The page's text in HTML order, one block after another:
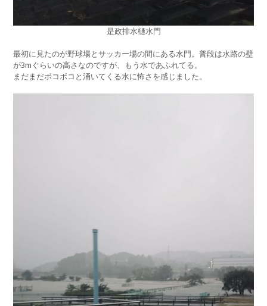
是政排水樋水門
最初に見たのが野球場とサッカー場の間にある水門。普段は水路の壁
が3mぐらいの高さなのですが、もう水であふれてる。
まだまだボコボコと涌いてくる水に怖さを感じました。